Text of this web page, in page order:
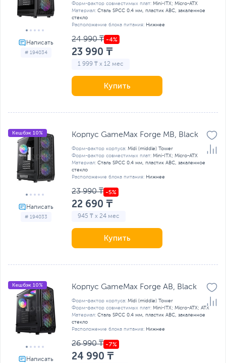
# 194034
Форм-фактор совместимых плат: Mini-ITX; Micro-ATX
Материал: Сталь SPCC 0.4 мм, пластик ABC, закаленное
стекло
Расположение блока питания: Нижнее
24 990 ₸
23 990 ₸
1 999 ₸ x 12 мес
Купить
# 194033
Кешбэк 10% Корпус GameMax Forge MB, Black
Форм-фактор корпуса: Midi (middle) Tower
Форм-фактор совместимых плат: Mini-ITX; Micro-ATX
Материал: Сталь SPCC 0.4 мм, пластик ABC, закаленное
стекло
Расположение блока питания: Нижнее
23 990 ₸
22 690 ₸
945 ₸ x 24 мес
Купить
Кешбэк 10% Корпус GameMax Forge AB, Black
Форм-фактор корпуса: Midi (middle) Tower
Форм-фактор совместимых плат: Mini-ITX; Micro-ATX; ATX
Материал: Сталь SPCC 0.4 мм, пластик ABC, закаленное
стекло
Расположение блока питания: Нижнее
26 990 ₸
24 990 ₸